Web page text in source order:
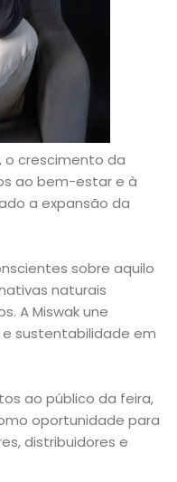
o crescimento da
ao bem-estar e à
a expansão da
sobre aquilo
naturais
A Miswak une
sustentabilidade em
ao público da feira,
oportunidade para
distribuidores e